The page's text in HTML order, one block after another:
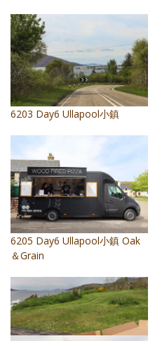
6203 Day6 Ullapool小鎮
6205 Day6 Ullapool小鎮 Oak
＆Grain